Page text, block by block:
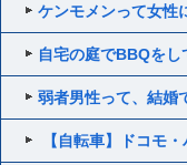
ケンモメンって女性
自宅の庭でBBQを
弱者男性って、結婚
【自転車】ドコモ